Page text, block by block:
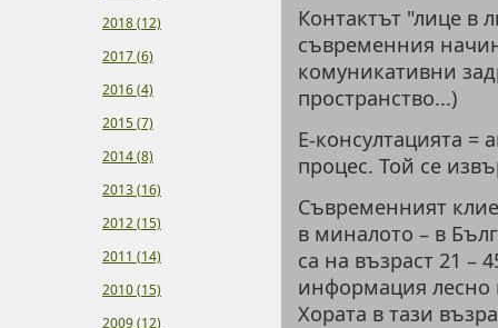
2018 (12)
2017 (6)
2016 (4)
2015 (7)
2014 (8)
2013 (16)
2012 (15)
2011 (14)
2010 (15)
2009 (12)
Контактът "лице в
съвременния
комуникативни
пространство...)
Е-консултацията =
процес. Той се
Съвременният
в миналото – в
са на възраст 21 –
информация лесно
Хората в тази